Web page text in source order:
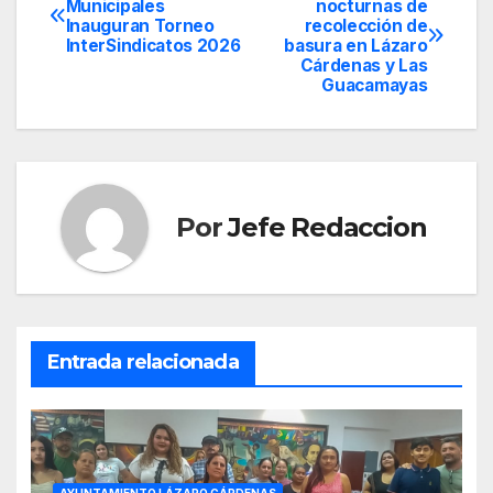
de
nocturnas de
recolección de
basura en Lázaro
Cárdenas y Las
Guacamayas
Municipales
Inauguran Torneo
InterSindicatos 2026
PorJefe Redaccion
Entrada relacionada